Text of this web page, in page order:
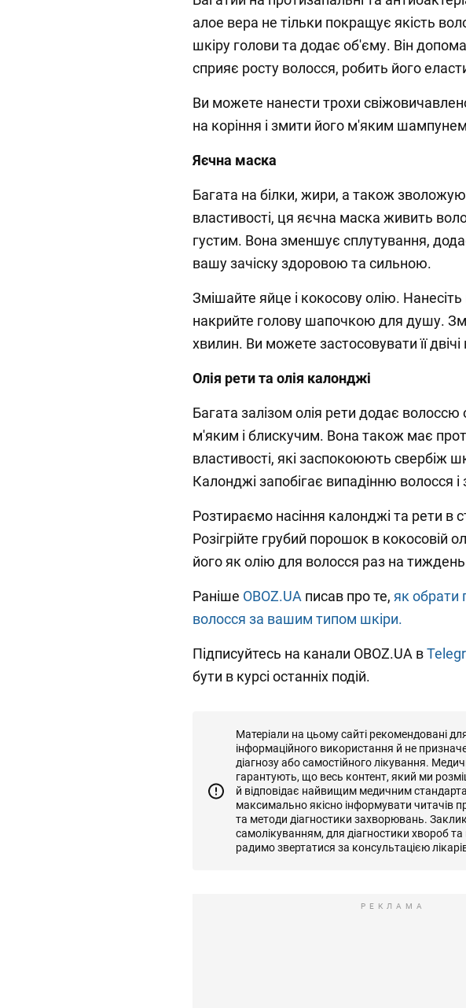
алое вера не тільки покращує якість
шкіру голови та додає об'єму. Він
сприяє росту волосся, робить його
Ви можете нанести трохи
на коріння і змити його м'яким
Яєчна маска
Багата на білки, жири, а також
властивості, ця яєчна маска живить
густим. Вона зменшує сплутування,
вашу зачіску здоровою та сильною.
Змішайте яйце і кокосову олію. Нанесіть
накрийте голову шапочкою для душу.
хвилин. Ви можете застосовувати її
Олія рети та олія калонджі
Багата залізом олія рети додає
м'яким і блискучим. Вона також має
властивості, які заспокоюють свербіж
Калонджі запобігає випадінню волосся
Розтираємо насіння калонджі та рети в
Розігрійте грубий порошок в кокосовій
його як олію для волосся раз на
Раніше OBOZ.UA писав про те, як обрати
волосся за вашим типом шкіри.
Підписуйтесь на канали OBOZ.UA в
бути в курсі останніх подій.
Матеріали на цьому сайті рекомендовані
інформаційного використання й не
діагнозу або самостійного лікування.
гарантують, що весь контент, який ми
й відповідає найвищим медичним
максимально якісно інформувати читачів
та методи діагностики захворювань.
самолікуванням, для діагностики хвороб та
радимо звертатися за консультацією
РЕКЛАМА